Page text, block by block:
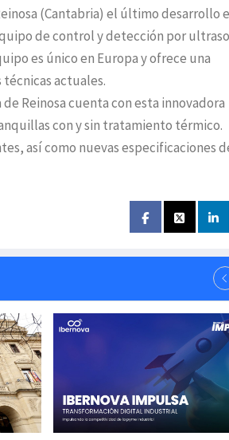
(Cantabria) el último desarrollo
de control y detección por
es único en Europa y ofrece una
técnicas actuales.
Reinosa cuenta con esta innovadora
con y sin tratamiento térmico.
así como nuevas especificaciones